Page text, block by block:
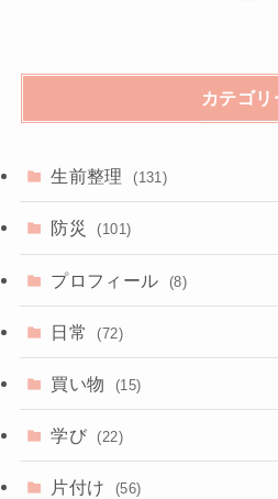
カテゴリ
生前整理 (131)
防災 (101)
プロフィール (8)
日常 (72)
買い物 (15)
学び (22)
片付け (56)